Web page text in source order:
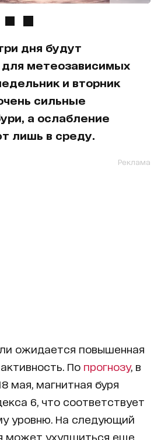
дня будут
метеозависимых
и вторник
сильные
а ослабление
лишь в среду.
Реклама
ожидается повышенная
По прогнозу, в
мая, магнитная буря
6, что соответствует
уровню. На следующий
может ухудшиться еще